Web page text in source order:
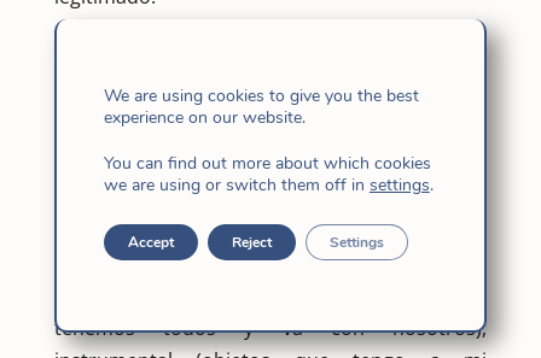
La AUTORIDAD tiene que ver con roles en un
derecho legal, de dar órdenes y tomar
ocupo. El origen está en la posición o cargo.
designación. Está legitimada.
tenemos todos y va con nosotros),
We are using cookies to give you the best
experience on our website.
You can find out more about which cookies
we are using or switch them off in settings.
Accept Reject Settings